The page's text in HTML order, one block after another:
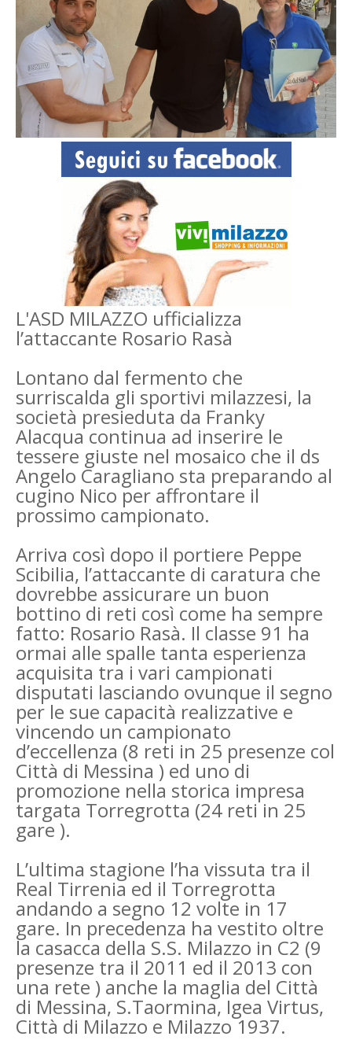
L'ASD MILAZZO ufficializza
l’attaccante Rosario Rasà
Lontano dal fermento che
surriscalda gli sportivi milazzesi, la
società presieduta da Franky
Alacqua continua ad inserire le
tessere giuste nel mosaico che il ds
Angelo Caragliano sta preparando al
cugino Nico per affrontare il
prossimo campionato.
Arriva così dopo il portiere Peppe
Scibilia, l’attaccante di caratura che
dovrebbe assicurare un buon
bottino di reti così come ha sempre
fatto: Rosario Rasà. Il classe 91 ha
ormai alle spalle tanta esperienza
acquisita tra i vari campionati
disputati lasciando ovunque il segno
per le sue capacità realizzative e
vincendo un campionato
d’eccellenza (8 reti in 25 presenze col
Città di Messina ) ed uno di
promozione nella storica impresa
targata Torregrotta (24 reti in 25
gare ).
L’ultima stagione l’ha vissuta tra il
Real Tirrenia ed il Torregrotta
andando a segno 12 volte in 17
gare. In precedenza ha vestito oltre
la casacca della S.S. Milazzo in C2 (9
presenze tra il 2011 ed il 2013 con
una rete ) anche la maglia del Città
di Messina, S.Taormina, Igea Virtus,
Città di Milazzo e Milazzo 1937.